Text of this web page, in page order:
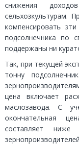
снижения
сельхозкультурам.
компенсировать
подсолнечника по
поддержаны ни
Так, при текущей
тонну
цена включает
маслозавода. С
окончательная
составляет